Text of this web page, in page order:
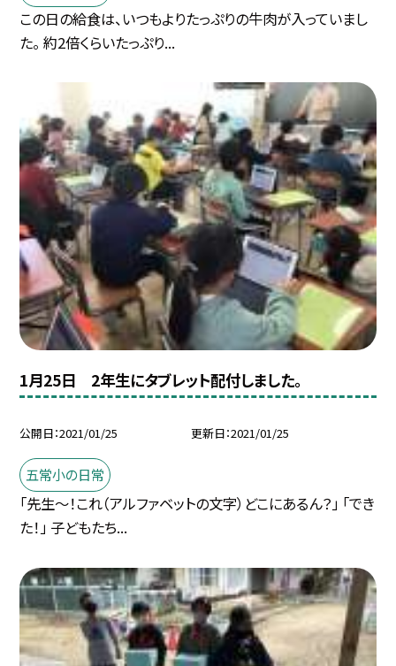
この日の給食は、いつもよりたっぷりの牛肉が入っていまし
た。 約2倍くらいたっぷり...
1月25日 2年生にタブレット配付しました。
公開日 2021/01/25 更新日 2021/01/25
五常小の日常
「先生〜！これ（アルファベットの文字）どこにあるん？」 「でき
た！」 子どもたち...